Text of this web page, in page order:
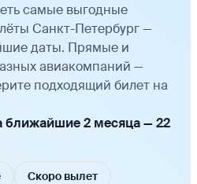
самые выгодные
Санкт-Петербург —
даты. Прямые и
авиакомпаний —
подходящий билет на
ближайшие 2 месяца — 22
Скоро вылет